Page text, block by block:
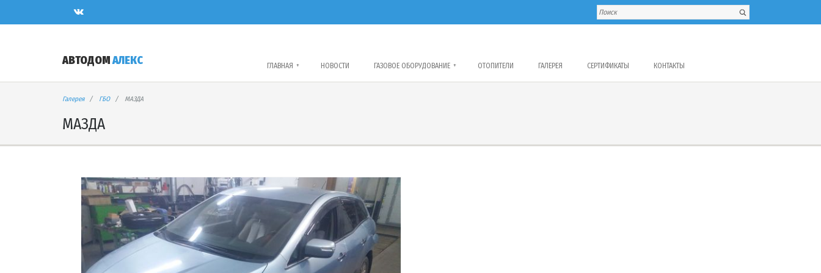
АВТОДОМАЛЕКС ГЛАВНАЯ + НОВОСТИ ГАЗОВОЕ ОБОРУДОВАНИЕ + ОТОПИТЕЛИ ГАЛЕРЕЯ СЕРТИФИКАТЫ КОНТАКТЫ
Галерея ГБО МАЗДА
МАЗДА